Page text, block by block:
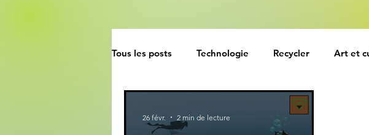
Tous les posts Technologie Recycler Art et
26 févr. 2 min de lecture